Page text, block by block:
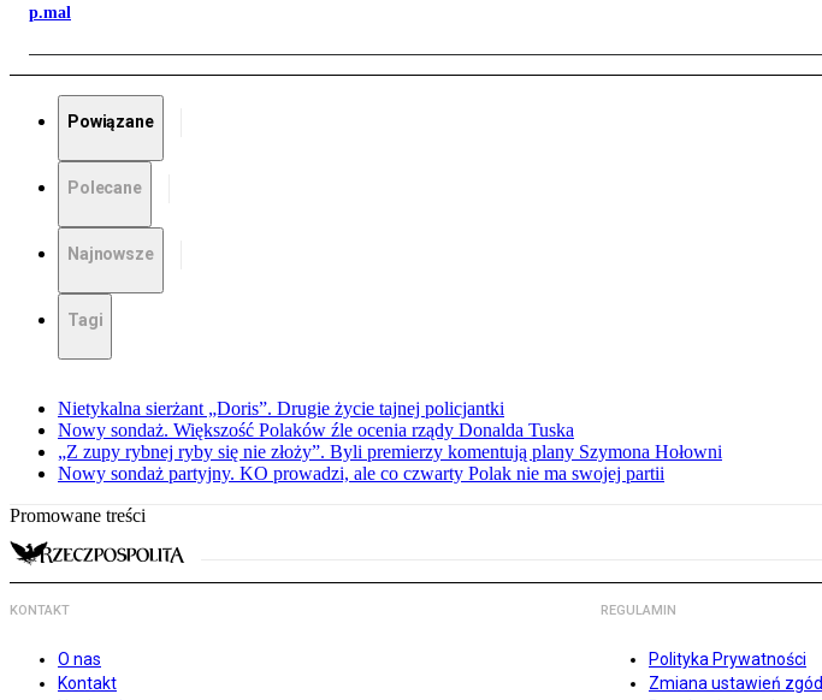
p.mal
Powiązane
Polecane
Najnowsze
Tagi
Nietykalna sierżant „Doris”. Drugie życie tajnej policjantki
Nowy sondaż. Większość Polaków źle ocenia rządy Donalda Tuska
„Z zupy rybnej ryby się nie złoży”. Byli premierzy komentują plany Szymona Hołowni
Nowy sondaż partyjny. KO prowadzi, ale co czwarty Polak nie ma swojej partii
Promowane treści
KONTAKT
O nas
Kontakt
REGULAMIN
Polityka Prywatności
Zmiana ustawień zgód